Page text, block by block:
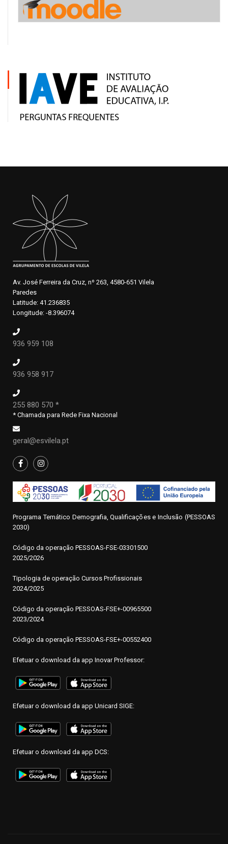
Av. José Ferreira da Cruz, nº 263, 4580-651 Vilela
Paredes
Latitude: 41.236835
Longitude: -8.396074
936 959 108
936 958 917
255 880 570 *
* Chamada para Rede Fixa Nacional
geral@esvilela.pt
Programa Temático Demografia, Qualificações e Inclusão (PESSOAS
2030)
Código da operação PESSOAS-FSE-03301500
2025/2026
Tipologia de operação Cursos Profissionais
2024/2025
Código da operação PESSOAS-FSE+-00965500
2023/2024
Código da operação PESSOAS-FSE+-00552400
Efetuar o download da app Inovar Professor:
Efetuar o download da app Unicard SIGE:
Efetuar o download da app DCS: